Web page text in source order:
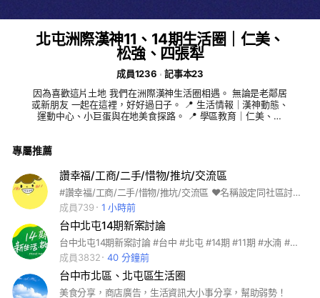
北屯洲際漢神11、14期生活圈｜仁美、
松強、四張犁
成員1236
記事本23
因為喜歡這片土地 我們在洲際漢神生活圈相遇。 無論是老鄰居
或新朋友 一起在這裡，好好過日子。 📍 生活情報｜漢神動態、
運動中心、小巨蛋與在地美食探路。 📍 學區教育｜仁美、松
友善對話；禁拉群、拒絕政治、騷擾、廣告洗版與詐騙。 - - - #
洲際棒球場 #小巨蛋 #橘線 #11期 #14期 #巨蛋 #漢神 #四張犁
公園 #823公園 #八二三公園 #洲際公園 #潮春公園 #陸光公園
#仁和廣福公園 #仁德公園 #四平公園 #昌平公園 #仁美公園 #仁
和公園 #東寶兒童公園 #綠美圖 #北屯區公所 #極限運動場 #長
生公園 #台中圖書館 #仁美 #仁和 #松強 #四民 #崇德 #后庄 #
頭家 #洲際好宅 #洲際w #勝美築 #崇德薈 #讚幸福 #共玩 #共
學 #出遊 #揪團 #明道普林斯頓 #華盛頓雙語小學 #頭家國小 #
仁美國小 #松強國小 #松竹國小 #文心國小 #文昌國小 #仁愛國
小 #陳平國小 #僑孝國小
專屬推薦
讚幸福/工商/二手/惜物/推坑/交流區
#讚幸福/工商/二手/惜物/推坑/交流區 ❤名稱設定同社區討論群哦❤
成員739
1 小時前
台中北屯14期新案討論
台中北屯14期新案討論 #台中 #北屯 #14期 #11期 #水湳 #十四期 #十一期 #崇德 #洲際 #北區 #台中巨蛋 #漢神 #環球購物 #洲際購物中心 #洲際漢神 #大陸 #惠宇 #雙橡園 #國泰 #精銳 #磐興 #順天 #元鈞 #大城 #大映 #建大 #元城 #龍寶 #陸府 #林鼎 #亞昕 #新業 #寶輝 #太子 #麗明 #創健 #泓瑞 #海悅 #南悅 #日月光 #鼎固 #宏璟 #鴻承 #虹府 #瑞恩 #和發 #豐境 #承恩 #豐邑 #豐謙 #真道 #雅敦 #藏富 #協和 #協勝 #敦泰 #寶佳 #新叡 #允將 #舜元 #磊石 #天行 #澄石 #必優德 #大山 #晟溢 #大毅 #大閱 #協勝 #豐穀 #蓉稼 #裕觀 #永豐盛 #悠久 #沅和 #京祐 #新美齊 #誠總 #富宇 #冠德 #德鑫 #均翰 #惠信 #華固 #青園 #青成 #順元 #坤悦 #大熊 #華太 #勝旺 #味丹 #冠德 #中租 #天鉅 #誠總 #寬埕 #寬展 #品盛 #旺昌 #僑馥 #鉅璽 #圓堡 #晨朗 #遠雄 #達麗 #皇普 #海悅 #新聯陽 #仁平段 #敦和段 #洲際段 #榮德段 #環中段 #美和段 #松強 #仁美 #馬禮遜 #衛道 #語林 #四季 #保進 #何嘉仁 #春水堂 #星巴克 #全聯 #路易莎 #全國電子 #平祿壽司 #麥當勞 #大魯閣 #松強國小 #洲際娛樂 #統一 #太子置地廣場 #實驗小學 #鼎王 #預售 #國泰MOST+ #亞昕一緒 #陸府織森 #新業大塊森濤 #林鼎樸御 #元鈞坐忘山 #雙橡園2925 #磐興寬心 #亞昕一沐 #大毅一嶼 #京祐雅正YOUNG #元城上階綠 #舜元境朗 #龍寶愛臻邸 #亞昕一緻 #亞昕嶼森 #遠雄丰尚 #大映奕居 #華固四季匯 #華固豐匯 #國泰美禾 #美禾 #雙橡園2658 #磐興寬境
成員3832
40 分鐘前
台中市北區、北屯區生活圈
美食分享，商店廣告，生活資訊大小事分享，幫助弱勢！